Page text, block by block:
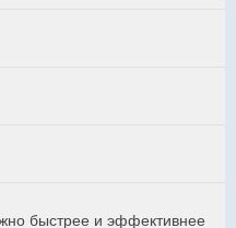
быстрее и эффективнее